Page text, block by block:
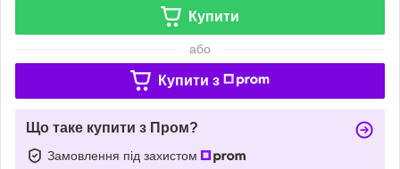
Купити
або
Купити з
Що таке купити з Пром?
Замовлення під захистом